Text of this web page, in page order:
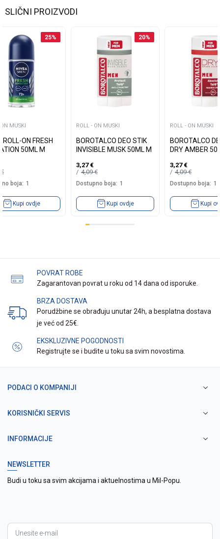
SLIČNI PROIZVODI
25%
MUSKI
ROLL-ON FRESH
50ML M
€
boja: 1
Kupi ovdje
20%
ROLL - ON MUSKI
BOROTALCO DEO STIK
INVISIBLE MUSK 50ML M
3,27 €
4,09€
Dostupno boja: 1
Kupi ovdje
ROLL - ON MUSKI
BOROTALCO
DRY AMBER
3,27 €
4,09€
Dostupno boja: 1
Kupi
POVRAT ROBE
Zagarantovan povrat u roku od 14 dana od isporuke.
BRZA DOSTAVA
Porudžbine se obrađuju unutar 24h, a besplatna dostava
je već od 25€.
EKSKLUZIVNE POGODNOSTI
Registrujte se i budite u toku sa svim novostima.
PODACI O KOMPANIJI
KORISNIČKI SERVIS
INFORMACIJE
NEWSLETTER
Budi u toku sa svim akcijama i aktuelnostima u Mil-Popu.